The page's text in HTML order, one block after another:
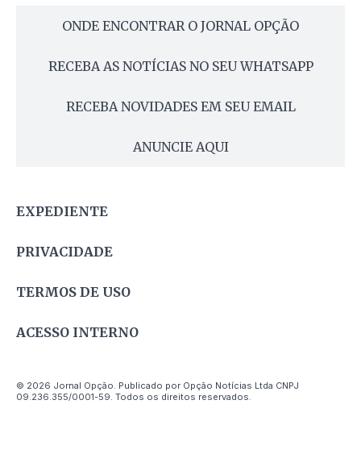
ONDE ENCONTRAR O JORNAL OPÇÃO
RECEBA AS NOTÍCIAS NO SEU WHATSAPP
RECEBA NOVIDADES EM SEU EMAIL
ANUNCIE AQUI
EXPEDIENTE
PRIVACIDADE
TERMOS DE USO
ACESSO INTERNO
© 2026 Jornal Opção. Publicado por Opção Notícias Ltda CNPJ
09.236.355/0001-59. Todos os direitos reservados.